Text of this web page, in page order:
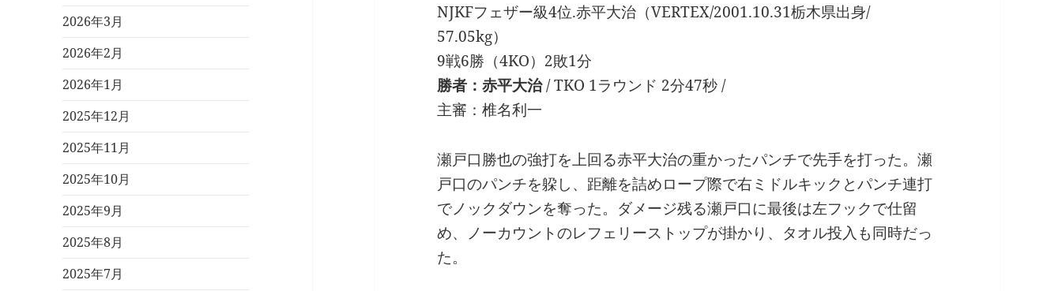
2026年3月
2026年2月
2026年1月
2025年12月
2025年11月
2025年10月
2025年9月
2025年8月
2025年7月
NJKFフェザー級4位.赤平大治（VERTEX/2001.10.31栃木県出身/
57.05kg）
9戦6勝（4KO）2敗1分
勝者：赤平大治/ TKO 1ラウンド 2分47秒 /
主審：椎名利一
瀬戸口勝也の強打を上回る赤平大治の重かったパンチで先手を打った。瀬
戸口のパンチを躱し、距離を詰めロープ際で右ミドルキックとパンチ連打
でノックダウンを奪った。ダメージ残る瀬戸口に最後は左フックで仕留
め、ノーカウントのレフェリーストップが掛かり、タオル投入も同時だっ
た。